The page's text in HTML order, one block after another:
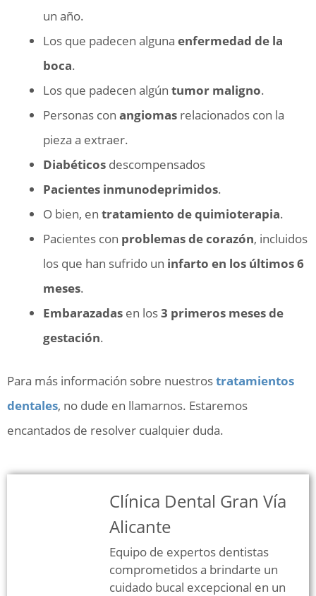
un año.
Los que padecen alguna enfermedad de la
boca.
Los que padecen algún tumor maligno.
Personas con angiomas relacionados con la
pieza a extraer.
Diabéticos descompensados
Pacientes inmunodeprimidos.
O bien, en tratamiento de quimioterapia.
Pacientes con problemas de corazón, incluidos
los que han sufrido un infarto en los últimos 6
meses.
Embarazadas en los3 primeros meses de
gestación.
Para más información sobre nuestrostratamientos
dentales, no dude en llamarnos. Estaremos
encantados de resolver cualquier duda.
Clínica Dental Gran Vía
Alicante
Equipo de expertos dentistas
comprometidos a brindarte un
cuidado bucal excepcional en un